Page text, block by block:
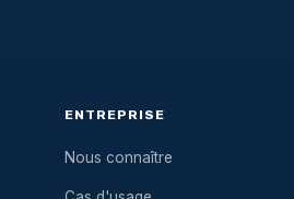
ENTREPRISE
Nous connaître